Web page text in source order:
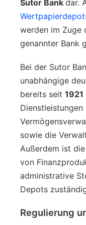
Sutor Bank dar.
werden im Zuge
genannter Bank
Bei der Sutor
unabhängige
bereits seit 1921
sowie die
Außerdem ist
von
administrative
Depots
Regulierung